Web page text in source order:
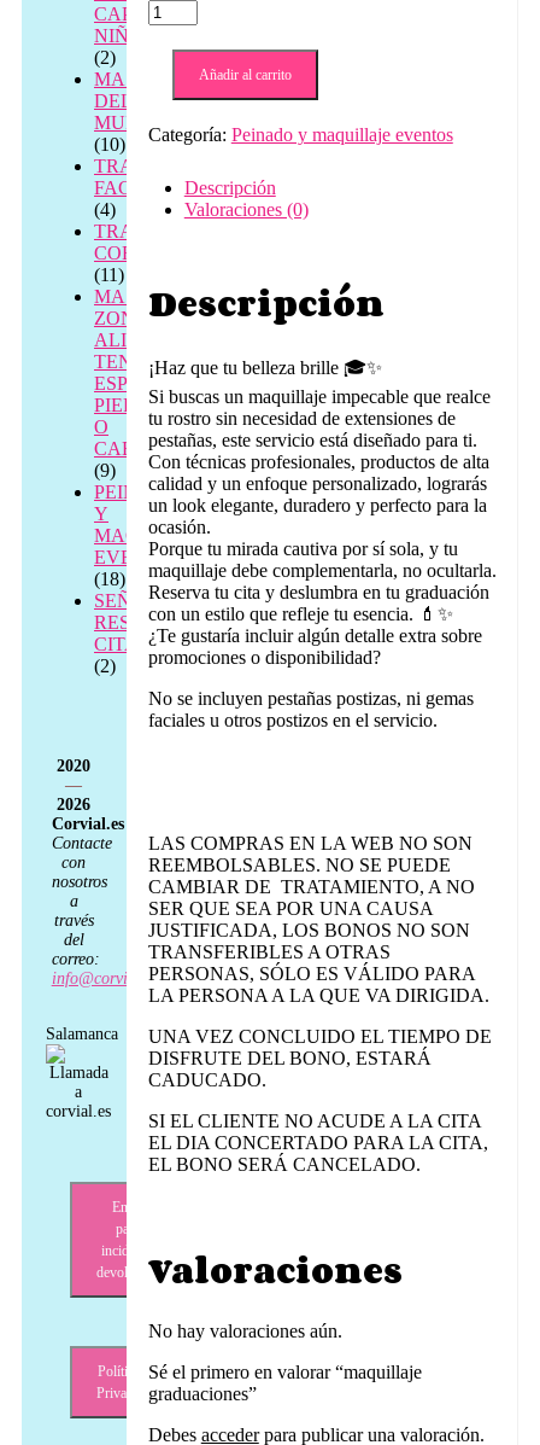
maquillaje
graduaciones
cantidad
Añadir al carrito
Categoría: Peinado y maquillaje eventos
Descripción
Valoraciones (0)
Descripción
¡Haz que tu belleza brille 🎓✨
Si buscas un maquillaje impecable que realce
tu rostro sin necesidad de extensiones de
pestañas, este servicio está diseñado para ti.
Con técnicas profesionales, productos de alta
calidad y un enfoque personalizado, lograrás
un look elegante, duradero y perfecto para la
ocasión.
Porque tu mirada cautiva por sí sola, y tu
maquillaje debe complementarla, no ocultarla.
Reserva tu cita y deslumbra en tu graduación
con un estilo que refleje tu esencia. 💄✨
¿Te gustaría incluir algún detalle extra sobre
promociones o disponibilidad?
No se incluyen pestañas postizas, ni gemas
faciales u otros postizos en el servicio.
LAS COMPRAS EN LA WEB NO SON
REEMBOLSABLES. NO SE PUEDE
CAMBIAR DE TRATAMIENTO, A NO
SER QUE SEA POR UNA CAUSA
JUSTIFICADA, LOS BONOS NO SON
TRANSFERIBLES A OTRAS
PERSONAS, SÓLO ES VÁLIDO PARA
LA PERSONA A LA QUE VA DIRIGIDA.
UNA VEZ CONCLUIDO EL TIEMPO DE
DISFRUTE DEL BONO, ESTARÁ
CADUCADO.
SI EL CLIENTE NO ACUDE A LA CITA
EL DIA CONCERTADO PARA LA CITA,
EL BONO SERÁ CANCELADO.
Valoraciones
No hay valoraciones aún.
Sé el primero en valorar “maquillaje
graduaciones”
Debes accederpara publicar una valoración.
CAPILAR
NIÑOS
(2)
MASAJES
DEL
MUNDO
(10)
TRATAMIENTOS
FACIALES
(4)
TRATAMIENTOS
CORPORALES
(11)
MASAJE
ZONAL
ALIVIO
TENSIÓN
ESPALDA,
PIERNAS
O
CABEZA
(9)
PEINADO
Y
MAQUILLAJE
EVENTOS
(18)
SEÑAL
RESERVA
CITA
(2)
2020
—
2026
Corvial.es
Contacte
con
nosotros
a
través
del
correo:
info@corvial.es
Salamanca
Envíos,
pagos,
incidencias,
devoluciones
Política de
Privacidad